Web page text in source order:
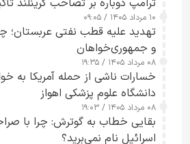
ترامپ دوباره بر تصاحب گرینلند
۱۰ مرداد ۱۴۰۵ / ۰۹:۰۵
تهدید علیه قطب نفتی عربستان؛
و جمهوری‌خواهان
۰۸ مرداد ۱۴۰۵ / ۱۹:۳۵
خسارات ناشی از حمله آمریکا به
دانشگاه علوم پزشکی اهواز
۰۸ مرداد ۱۴۰۵ / ۱۹:۰۳
بقایی خطاب به گوترش: چرا با
اسرائیل نام نمی‌برید؟